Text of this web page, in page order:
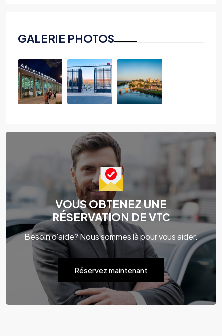
GALERIE PHOTOS
VOUS OBTENEZ UNE
RÉSERVATION DE VTC
Besoin d'aide? Nous sommes là pour vous aider.
Réservez maintenant